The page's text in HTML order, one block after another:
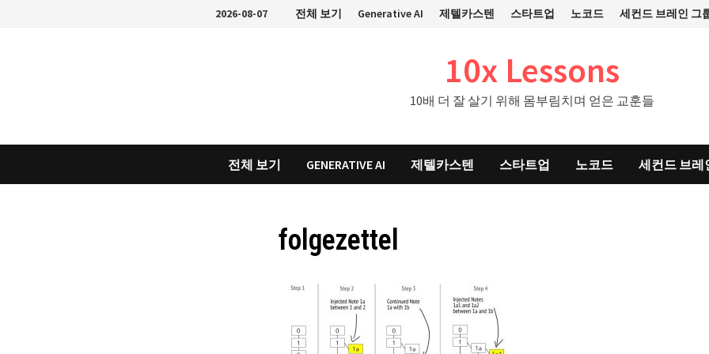
2026-08-07 전체 보기 Generative AI 제텔카스텐 스타트업 노코드 세컨드 브레인 그
10x Lessons
10배 더 잘 살기 위해 몸부림치며 얻은 교훈들
전체 보기 GENERATIVE AI 제텔카스텐 스타트업 노코드 세컨드 브레
folgezettel